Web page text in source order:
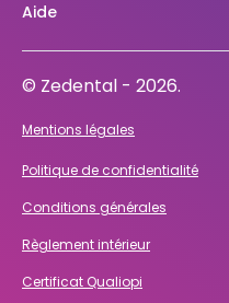
Aide
© Zedental - 2026.
Mentions légales
Politique de confidentialité
Conditions générales
Règlement intérieur
Certificat Qualiopi